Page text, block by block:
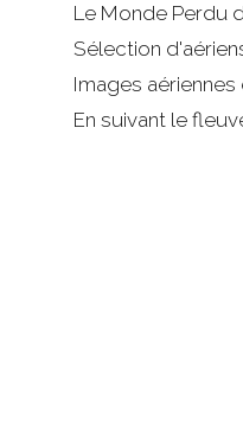
Le Monde Perdu
Sélection
Images aériennes
En suivant le